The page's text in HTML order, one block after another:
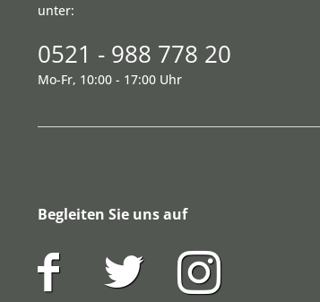
unter:
0521 - 988 778 20
Mo-Fr, 10:00 - 17:00 Uhr
Begleiten Sie uns auf